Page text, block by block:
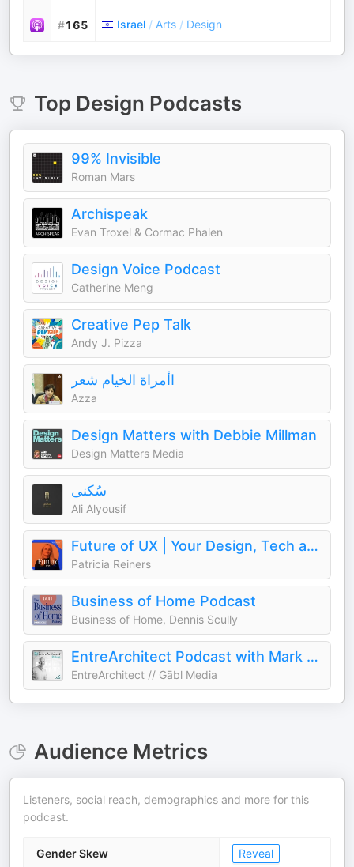
#165 Israel / Arts / Design
Top Design Podcasts
99% Invisible
Roman Mars
Archispeak
Evan Troxel & Cormac Phalen
Design Voice Podcast
Catherine Meng
Creative Pep Talk
Andy J. Pizza
اأمراة الخيام شعر
Azza
Design Matters with Debbie Millman
Design Matters Media
سُكنى
Ali Alyousif
Future of UX | Your Design, Tech and User Experience Podcast | AI Design
Patricia Reiners
Business of Home Podcast
Business of Home, Dennis Scully
EntreArchitect Podcast with Mark R. LePage
EntreArchitect // Gābl Media
Audience Metrics
Listeners, social reach, demographics and more for this
podcast.
Gender Skew Reveal